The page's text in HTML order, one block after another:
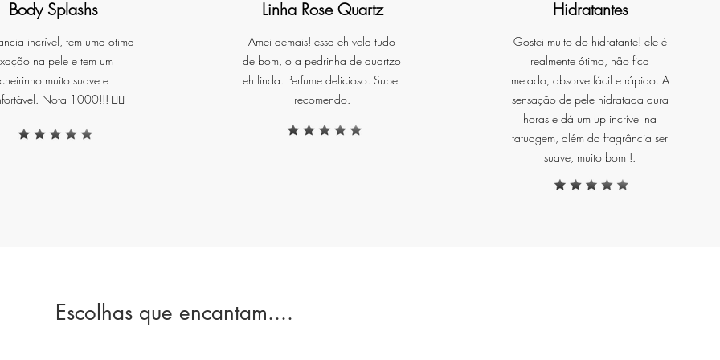
elevando a energia do ambiente e inspirando uma aura
de plenitude e positividade.
uma performance olfativa ideal, posicione o difusor em locais
Livre de toxinas e elaborado com essências nobres, o Difusor de
Ambiente Gold oferece uma liberação contínua e delicada da
Body Splashs
incrível, tem uma otima
na pele e tem um
cheirinho muito suave e
Nota 1000!!! ❤️‍🔥
Linha Rose Quartz
Amei demais! essa eh vela tudo
de bom, o a pedrinha de quartzo
eh linda. Perfume delicioso. Super
recomendo.
Hidratantes
Gostei muito do hidratante! ele é
realmente ótimo, não fica
melado, absorve fácil e rápido. A
sensação de pele hidratada dura
horas e dá um up incrível na
tatuagem, além da fragrância ser
suave, muito bom !.
Escolhas que encantam....